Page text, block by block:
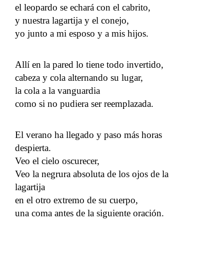
el leopardo se echará con el cabrito,
y nuestra lagartija y el conejo,
yo junto a mi esposo y a mis hijos.
Allí en la pared lo tiene todo invertido,
cabeza y cola alternando su lugar,
la cola a la vanguardia
como si no pudiera ser reemplazada.
El verano ha llegado y paso más horas
despierta.
Veo el cielo oscurecer,
Veo la negrura absoluta de los ojos de la
lagartija
en el otro extremo de su cuerpo,
una coma antes de la siguiente oración.